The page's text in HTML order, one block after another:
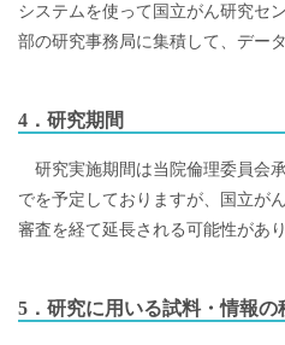
システムを使って国立がん研究セ
部の研究事務局に集積して、デー
4．研究期間
研究実施期間は当院倫理委員会
でを予定しておりますが、国立が
審査を経て延長される可能性があり
5．研究に用いる試料・情報の